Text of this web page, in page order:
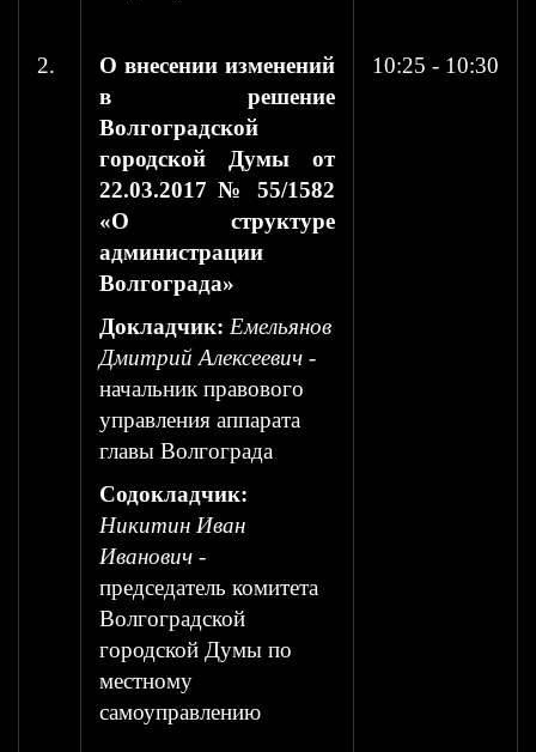
2.
О внесении изменений
в решение
Волгоградской
городской Думы от
22.03.2017 № 55/1582
«О структуре
администрации
Волгограда»
Докладчик: Емельянов
Дмитрий Алексеевич -
начальник правового
управления аппарата
главы Волгограда
Содокладчик:
Никитин Иван
Иванович -
председатель комитета
Волгоградской
городской Думы по
местному
самоуправлению
10:25 - 10:30